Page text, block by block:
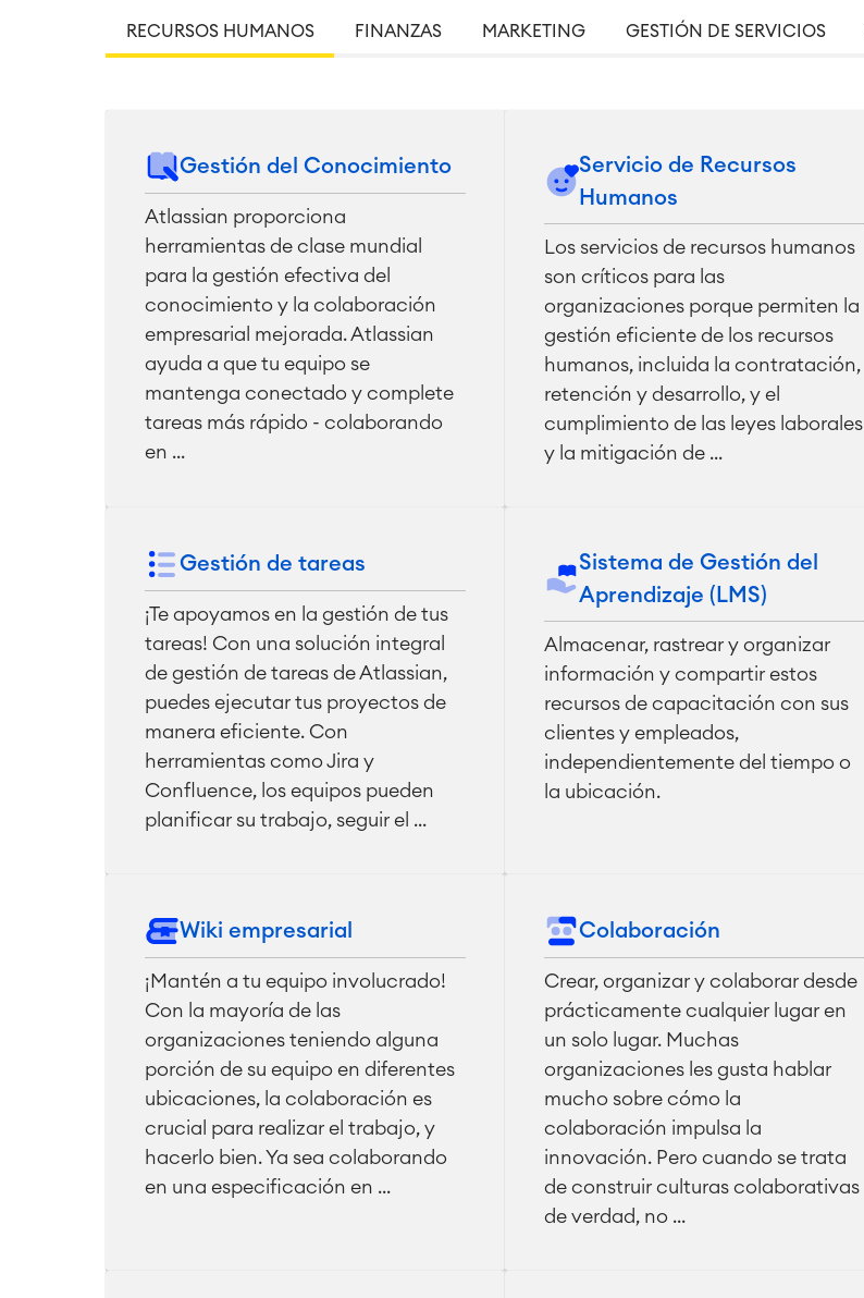
RECURSOS HUMANOS FINANZAS MARKETING GESTIÓN DE SERVICIOS
Gestión del Conocimiento
Atlassian proporciona
herramientas de clase mundial
para la gestión efectiva del
conocimiento y la colaboración
empresarial mejorada. Atlassian
ayuda a que tu equipo se
mantenga conectado y complete
tareas más rápido - colaborando
en ...
Servicio de Recursos
Humanos
Los servicios de recursos humanos
son críticos para las
organizaciones porque permiten la
gestión eficiente de los recursos
humanos, incluida la contratación,
retención y desarrollo, y el
cumplimiento de las leyes laborales
y la mitigación de ...
Gestión de tareas
¡Te apoyamos en la gestión de tus
tareas! Con una solución integral
de gestión de tareas de Atlassian,
puedes ejecutar tus proyectos de
manera eficiente. Con
herramientas como Jira y
Confluence, los equipos pueden
planificar su trabajo, seguir el ...
Sistema de Gestión del
Aprendizaje (LMS)
Almacenar, rastrear y organizar
información y compartir estos
recursos de capacitación con sus
clientes y empleados,
independientemente del tiempo o
la ubicación.
Wiki empresarial
¡Mantén a tu equipo involucrado!
Con la mayoría de las
organizaciones teniendo alguna
porción de su equipo en diferentes
ubicaciones, la colaboración es
crucial para realizar el trabajo, y
hacerlo bien. Ya sea colaborando
en una especificación en ...
Colaboración
Crear, organizar y colaborar desde
prácticamente cualquier lugar en
un solo lugar. Muchas
organizaciones les gusta hablar
mucho sobre cómo la
colaboración impulsa la
innovación. Pero cuando se trata
de construir culturas colaborativas
de verdad, no ...